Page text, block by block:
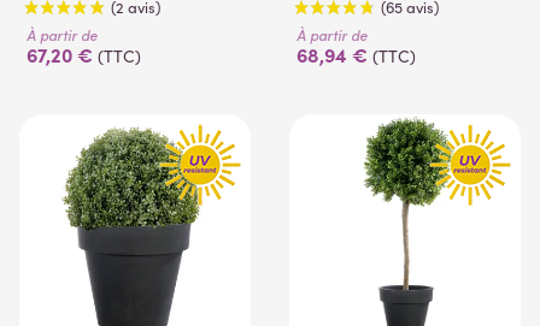
(2 avis)
À partir de
67,20 € (TTC)
(65 avis)
À partir de
68,94 € (TTC)